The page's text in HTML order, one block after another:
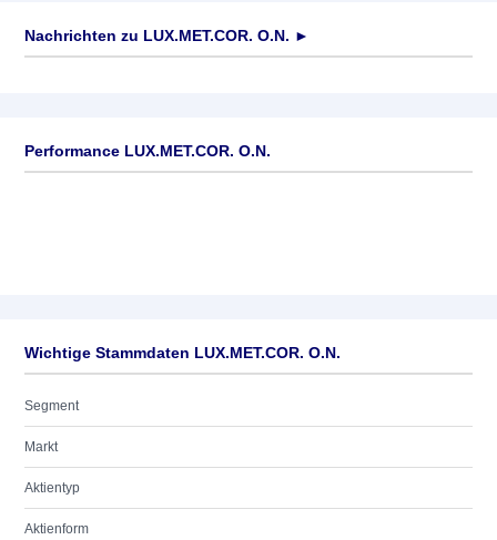
Nachrichten zu LUX.MET.COR. O.N. ►
Performance LUX.MET.COR. O.N.
Wichtige Stammdaten LUX.MET.COR. O.N.
Segment
Markt
Aktientyp
Aktienform